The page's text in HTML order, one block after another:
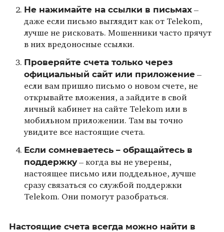
Не нажимайте на ссылки в письмах–
даже если письмо выглядит как от Telekom,
лучше не рисковать. Мошенники часто прячут
в них вредоносные ссылки.
Проверяйте счета только через
официальный сайт или приложение–
если вам пришло письмо о новом счете, не
открывайте вложения, а зайдите в свой
личный кабинет на сайте Telekom или в
мобильном приложении. Там вы точно
увидите все настоящие счета.
Если сомневаетесь – обращайтесь в
поддержку– когда вы не уверены,
настоящее письмо или поддельное, лучше
сразу связаться со службой поддержки
Telekom. Они помогут разобраться.
Настоящие счета всегда можно найти в